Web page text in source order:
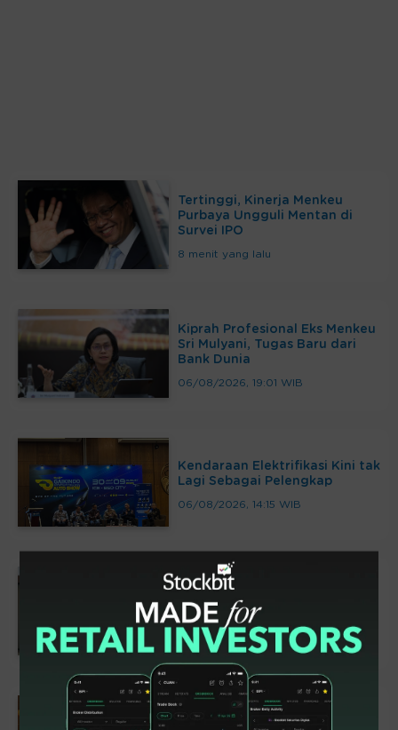
Tertinggi, Kinerja Menkeu
Purbaya Ungguli Mentan di
Survei IPO
8 menit yang lalu
Kiprah Profesional Eks Menkeu
Sri Mulyani, Tugas Baru dari
Bank Dunia
06/08/2026, 19:01 WIB
Kendaraan Elektrifikasi Kini tak
Lagi Sebagai Pelengkap
06/08/2026, 14:15 WIB
Ramaikan GIIAS 2026, Yayasan
Astra Perkuat Ekosistem
Industri Otomotif
04/08/2026, 21:19 WIB
81 Seniman Ramaikan Konser